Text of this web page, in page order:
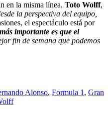
en la misma línea. Toto Wolff,
la perspectiva del equipo,
el espectáculo está por
importante es que el
fin de semana que podemos
Alonso, Formula 1 , Gran